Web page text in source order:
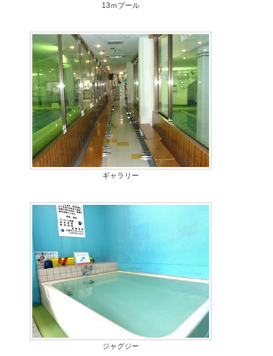
13ｍプール
ギャラリー
ジャグジー